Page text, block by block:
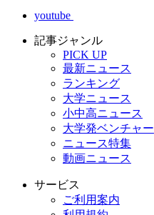
youtube
記事ジャンル
PICK UP
最新ニュース
ランキング
大学ニュース
小中高ニュース
大学発ベンチャー
ニュース特集
動画ニュース
サービス
ご利用案内